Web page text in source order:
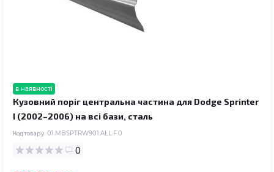
в наявності
Кузовний поріг центральна частина для Dodge Sprinter
I (2002–2006) на всі бази, сталь
Код товару: 01.MBSPTRW901.ALL.F.0
0